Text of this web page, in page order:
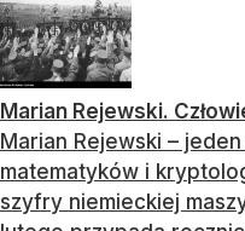
Marian Rejewski.
Marian Rejewski –
matematyków i
szyfry niemieckiej